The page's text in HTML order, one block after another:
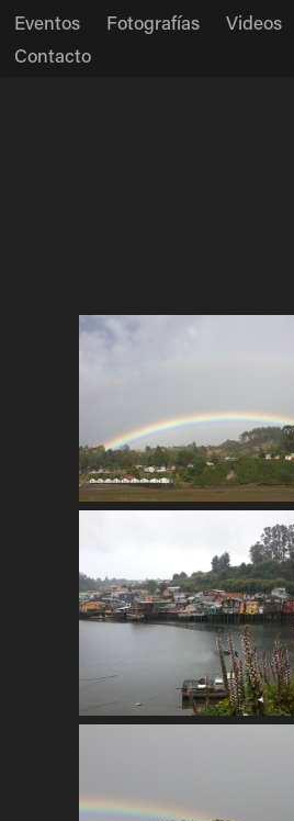
Eventos Fotografías Videos
Contacto